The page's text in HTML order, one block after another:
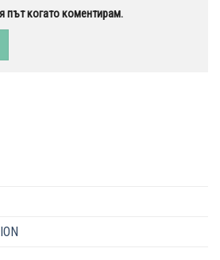
път когато коментирам.